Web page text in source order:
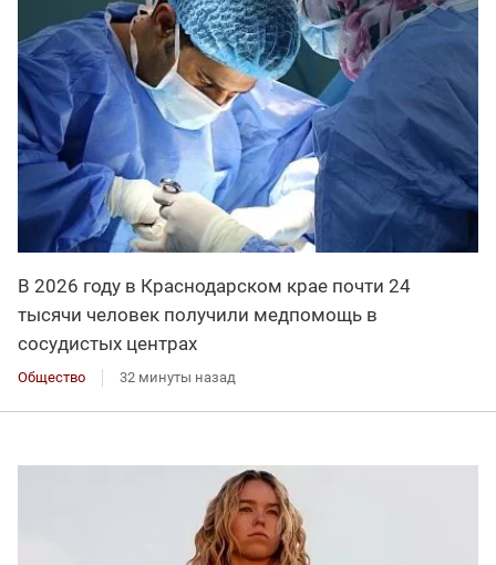
В 2026 году в Краснодарском крае почти 24
тысячи человек получили медпомощь в
сосудистых центрах
Общество 32 минуты назад